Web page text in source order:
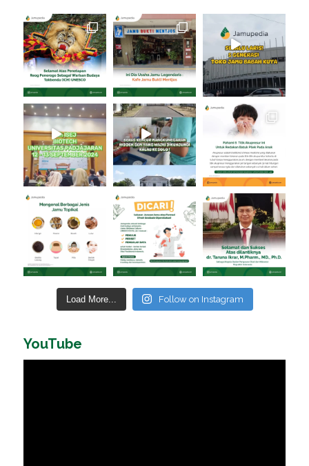
Load More... Follow on Instagram
YouTube